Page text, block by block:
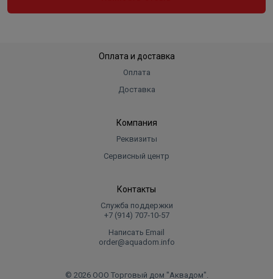
Оплата и доставка
Оплата
Доставка
Компания
Реквизиты
Сервисный центр
Контакты
Служба поддержки
+7 (914) 707‑10‑57
Написать Email
order@aquadom.info
© 2026 ООО Торговый дом "Аквадом".